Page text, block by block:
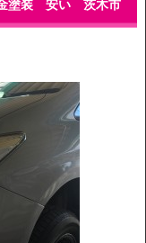
塗装 安い 茨木市